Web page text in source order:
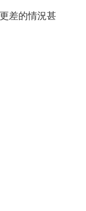
差的情況甚